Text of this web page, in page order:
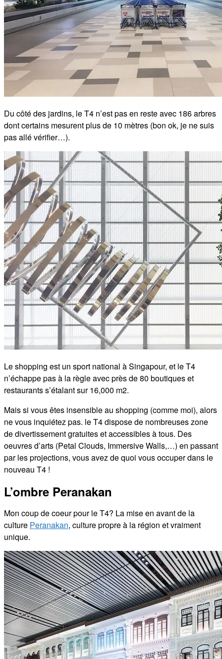
Du côté des jardins, le T4 n’est pas en reste avec 186 arbres
dont certains mesurent plus de 10 mètres (bon ok, je ne suis
pas allé vérifier…).
Le shopping est un sport national à Singapour, et le T4
n’échappe pas à la règle avec près de 80 boutiques et
restaurants s’étalant sur 16,000 m2.
Mais si vous êtes insensible au shopping (comme moi), alors
ne vous inquiétez pas. le T4 dispose de nombreuses zone
de divertissement gratuites et accessibles à tous. Des
oeuvres d’arts (Petal Clouds, Immersive Walls,…) en passant
par les projections, vous avez de quoi vous occuper dans le
nouveau T4 !
L’ombre Peranakan
Mon coup de coeur pour le T4? La mise en avant de la
culture Peranakan, culture propre à la région et vraiment
unique.